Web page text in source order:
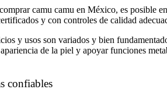
camu camu en México, es posible
y con controles de calidad
y usosson variados y bien
de la piel y apoyar funciones
confiables